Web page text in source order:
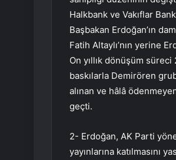
Halkbank ve Vakıflar
Başbakan Erdoğan’ın
Fatih Altaylı’nın yerine
On yıllık dönüşüm
baskılarla Demirören
alınan ve hâlâ
geçti.
2- Erdoğan, AK Parti
yayınlarına katılmasını